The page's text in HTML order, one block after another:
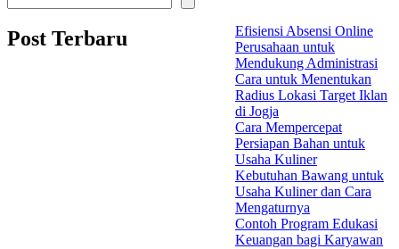
Post Terbaru
Efisiensi Absensi Online
Perusahaan untuk
Mendukung Administrasi
Cara untuk Menentukan
Radius Lokasi Target Iklan
di Jogja
Cara Mempercepat
Persiapan Bahan untuk
Usaha Kuliner
Kebutuhan Bawang untuk
Usaha Kuliner dan Cara
Mengaturnya
Contoh Program Edukasi
Keuangan bagi Karyawan